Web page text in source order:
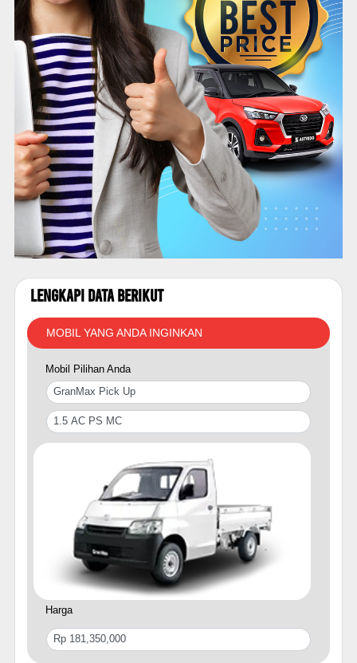
Lengkapi Data Berikut
MOBIL YANG ANDA INGINKAN
Mobil Pilihan Anda
Harga